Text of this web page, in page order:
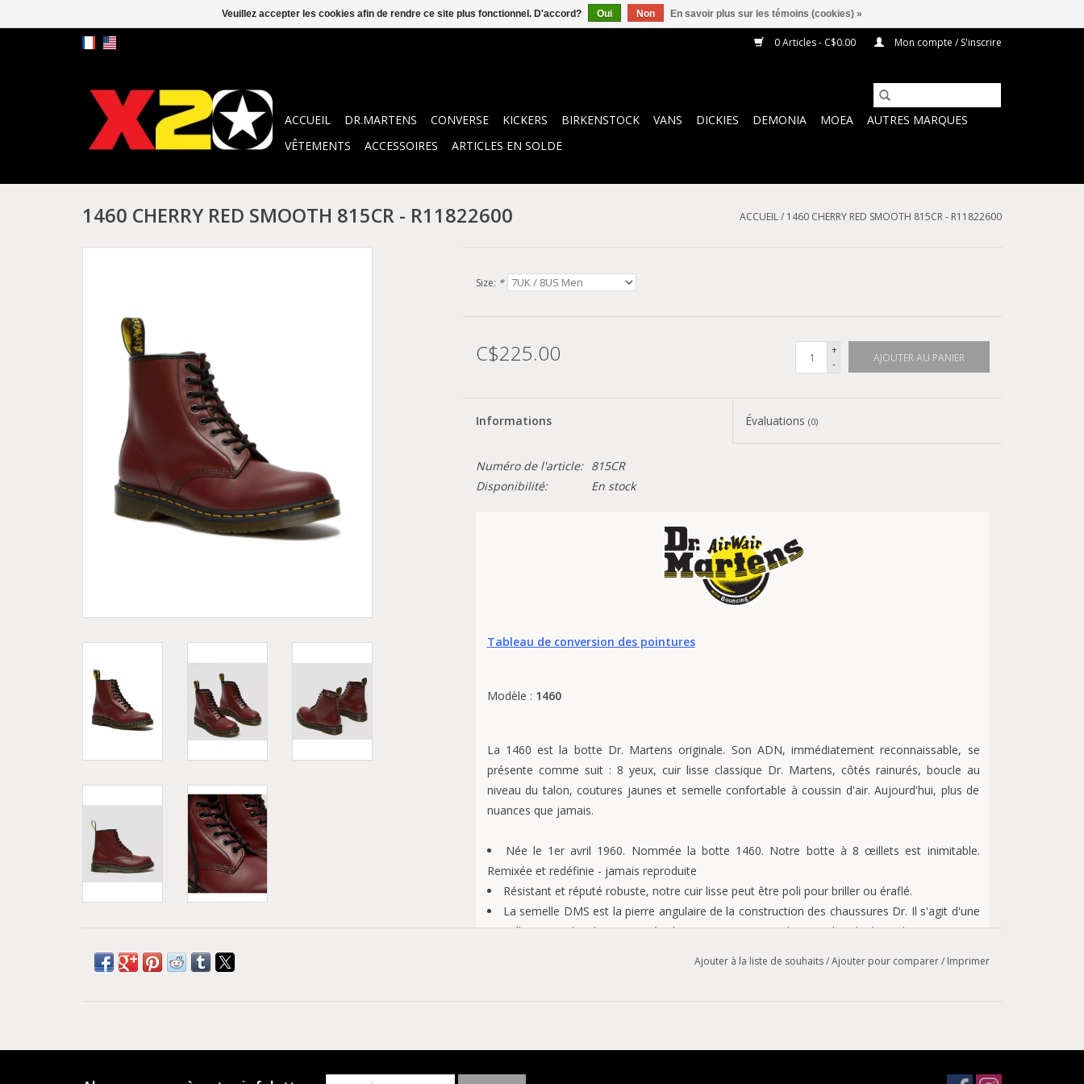
0 Articles - C$0.00 Mon compte / S'inscrire
ACCUEIL DR.MARTENS CONVERSE KICKERS BIRKENSTOCK VANS DICKIES DEMONIA MOEA
AUTRES MARQUES
VÊTEMENTS
ACCESSOIRES ARTICLES EN SOLDE
1460 CHERRY RED SMOOTH 815CR - R11822600 ACCUEIL/ 1460 CHERRY RED SMOOTH 815CR - R11822600
Size: *
C$225.00
+
-
AJOUTER AU PANIER
Informations Évaluations(0)
Numéro de l'article:
815CR
Disponibilité:
En stock
Tableau de conversion des pointures
Modèle : 1460
La 1460 est la botte Dr. Martens originale. Son ADN, immédiatement reconnaissable, se
présente comme suit : 8 yeux, cuir lisse classique Dr. Martens, côtés rainurés, boucle au
niveau du talon, coutures jaunes et semelle confortable à coussin d'air. Aujourd'hui, plus de
nuances que jamais.
Née le 1er avril 1960. Nommée la botte 1460. Notre botte à 8 œillets est inimitable.
Remixée et redéfinie - jamais reproduite
Résistant et réputé robuste, notre cuir lisse peut être poli pour briller ou éraflé.
La semelle DMS est la pierre angulaire de la construction des chaussures Dr. Il s'agit d'une
semelle en PVC bicolore marquée de notre signature et de notre bande de roulement unique.
Construction - Fabriquées à partir de lignes en trépointe Goodyear scellées à chaud et
Ajouter à la liste de souhaits/Ajouter pour comparer/ Imprimer
Veuillez accepter les cookies afin de rendre ce site plus fonctionnel. D'accord? Oui Non En savoir plus sur les témoins (cookies) »